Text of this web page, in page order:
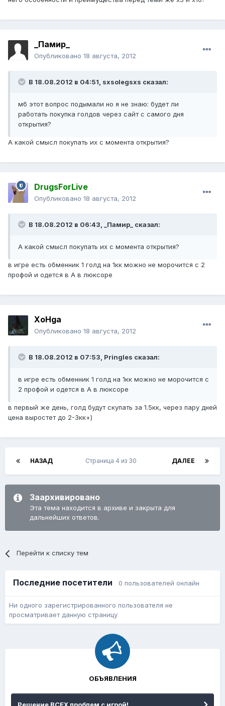
_Памир_
Опубликовано 18 августа, 2012
В 18.08.2012 в 04:51, sxsolegsxs сказал:
мб этот вопрос подымали но я не знаю: будет ли
работать покупка голдов через сайт с самого дня
открытия?
А какой смысл покупать их с момента открытия?
DrugsForLive
Опубликовано 18 августа, 2012
В 18.08.2012 в 06:43, _Памир_ сказал:
А какой смысл покупать их с момента открытия?
в игре есть обменник 1 голд на 1кк можно не морочится с 2
профой и одется в А в люксоре
XoHga
Опубликовано 18 августа, 2012
В 18.08.2012 в 07:53, Pringles сказал:
в игре есть обменник 1 голд на 1кк можно не морочится с
2 профой и одется в А в люксоре
в первый же день, голд будут скупать за 1.5кк, через пару дней
цена выростет до 2-3кк+)
НАЗАД ДАЛЕЕ
Страница 4 из 30
Заархивировано
Эта тема находится в архиве и закрыта для
дальнейших ответов.
Перейти к списку тем
Последние посетители 0 пользователей онлайн
Ни одного зарегистрированного пользователя не
просматривает данную страницу
ОБЪЯВЛЕНИЯ